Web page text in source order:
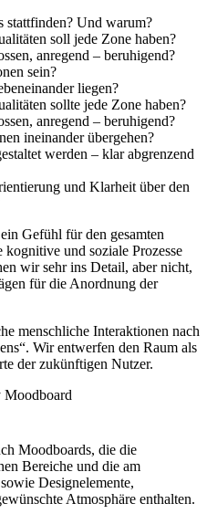
stattfinden? Und warum?
soll jede Zone haben?
anregend – beruhigend?
sein?
liegen?
sollte jede Zone haben?
anregend – beruhigend?
ineinander übergehen?
werden – klar abgrenzend
und Klarheit über den
Gefühl für den gesamten
und soziale Prozesse
wir sehr ins Detail, aber nicht,
für die Anordnung der
menschliche Interaktionen nach
Wir entwerfen den Raum als
der zukünftigen Nutzer.
Moodboards, die die
Bereiche und die am
Designelemente,
Atmosphäre enthalten.